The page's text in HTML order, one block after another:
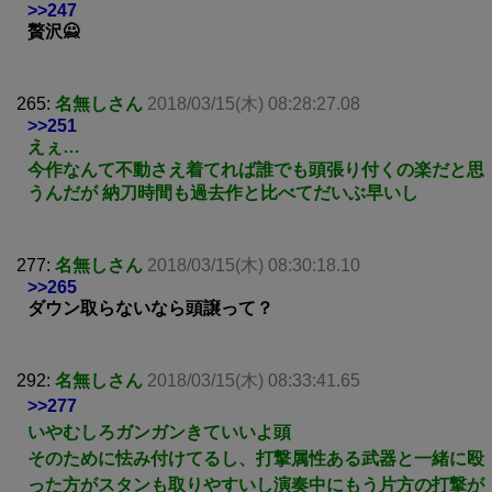
>>247
贅沢🙅
265: 名無しさん 2018/03/15(木) 08:28:27.08
>>251
えぇ…
今作なんて不動さえ着てれば誰でも頭張り付くの楽だと思
うんだが 納刀時間も過去作と比べてだいぶ早いし
277: 名無しさん 2018/03/15(木) 08:30:18.10
>>265
ダウン取らないなら頭譲って？
292: 名無しさん 2018/03/15(木) 08:33:41.65
>>277
いやむしろガンガンきていいよ頭
そのために怯み付けてるし、打撃属性ある武器と一緒に殴
った方がスタンも取りやすいし演奏中にもう片方の打撃が